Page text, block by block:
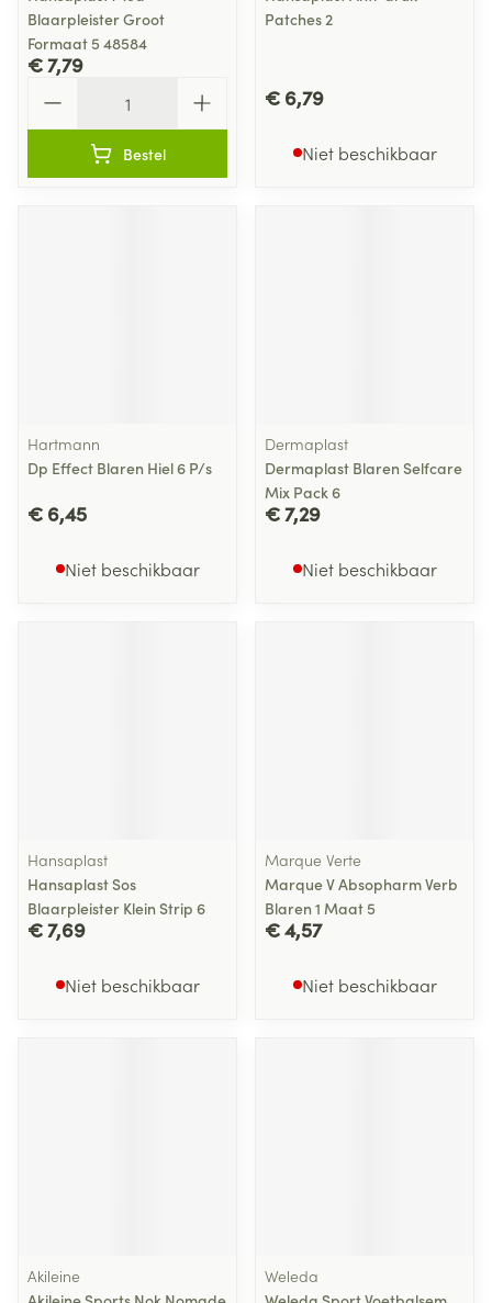
Blaarpleister Groot
Formaat 5 48584
€ 7,79
Bestel
Patches 2
€ 6,79
Niet beschikbaar
Hartmann
Dp Effect Blaren Hiel 6 P/s
€ 6,45
Niet beschikbaar
Dermaplast
Dermaplast Blaren Selfcare
Mix Pack 6
€ 7,29
Niet beschikbaar
Hansaplast
Hansaplast Sos
Blaarpleister Klein Strip 6
€ 7,69
Niet beschikbaar
Marque Verte
Marque V Absopharm Verb
Blaren 1 Maat 5
€ 4,57
Niet beschikbaar
Akileine
Weleda